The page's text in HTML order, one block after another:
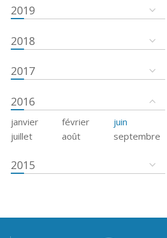
2019
2018
2017
2016
janvier février
juin
juillet
août septembre
2015